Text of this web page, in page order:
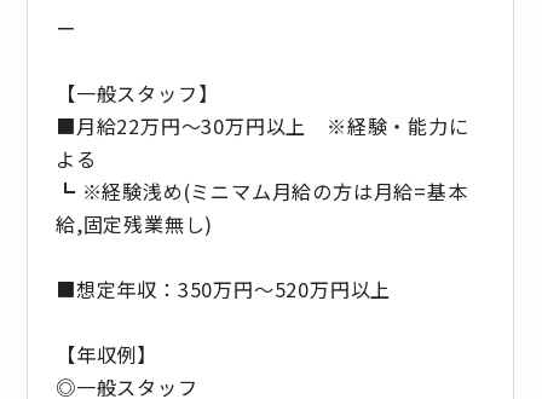
ー
【一般スタッフ】
■月給22万円〜30万円以上 ※経験・能力に
よる
┗ ※経験浅め(ミニマム月給の方は月給=基本
給,固定残業無し)
■想定年収：350万円～520万円以上
【年収例】
◎一般スタッフ